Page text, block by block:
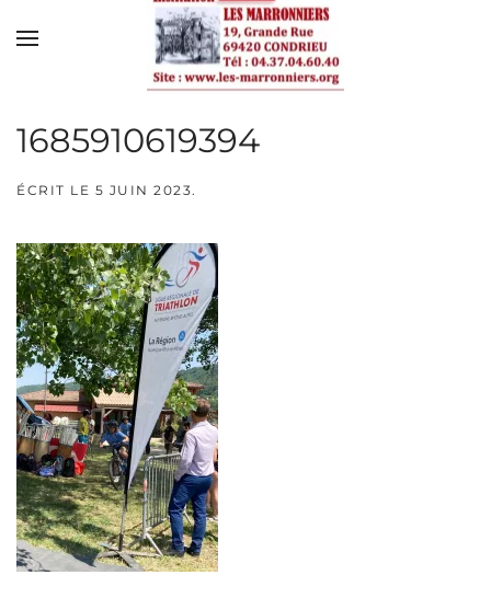
Skip to main content
1685910619394
ÉCRIT LE 5 JUIN 2023.